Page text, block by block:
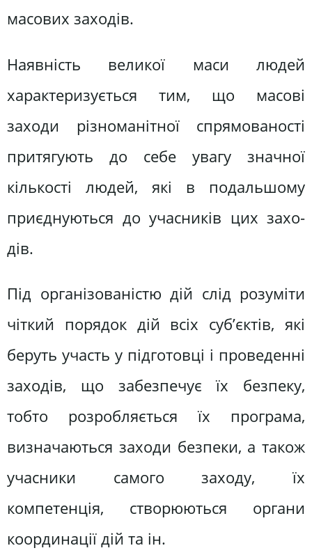
масових заходів.
Наявність великої маси людей
характеризується тим, що масові
заходи різноманітної спрямованості
притягують до себе увагу значної
кількості людей, які в подальшому
приєднуються до учасників цих захо-
дів.
Під організованістю дій слід розуміти
чіткий порядок дій всіх суб’єктів, які
беруть участь у підготовці і проведенні
заходів, що забезпечує їх безпеку,
тобто розробляється їх програма,
визначаються заходи безпеки, а також
учасники самого заходу, їх
компетенція, створюються органи
координації дій та ін.